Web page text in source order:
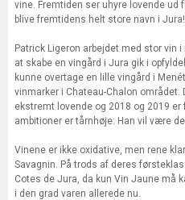
vine. Fremtiden ser uhyre lovende ud
blive fremtidens helt store navn i Jura!
Patrick Ligeron arbejdet med stor vin
at skabe en vingård i Jura gik i
kunne overtage en lille vingård i
vinmarker i Chateau-Chalon
ekstremt lovende og 2018 og 2019
ambitioner er tårnhøje: Han vil være
Vinene er ikke oxidative, men rene
Savagnin. På trods af deres
Cotes de Jura, da kun Vin Jaune må
i den grad varen allerede nu.